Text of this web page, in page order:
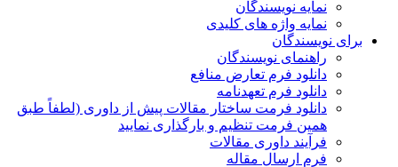
نمایه نویسندگان
نمایه واژه های کلیدی
برای نویسندگان
راهنمای نویسندگان
دانلود فرم تعارض منافع
دانلود فرم تعهدنامه
دانلود فرمت ساختار مقالات پیش از داوری (لطفاً طبق
همین فرمت تنظیم و بارگذاری نمایید
فرآیند داوری مقالات
فرم ارسال مقاله